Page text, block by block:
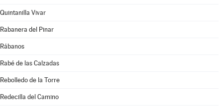
Quintanilla Vivar
Rabanera del Pinar
Rábanos
Rabé de las Calzadas
Rebolledo de la Torre
Redecilla del Camino